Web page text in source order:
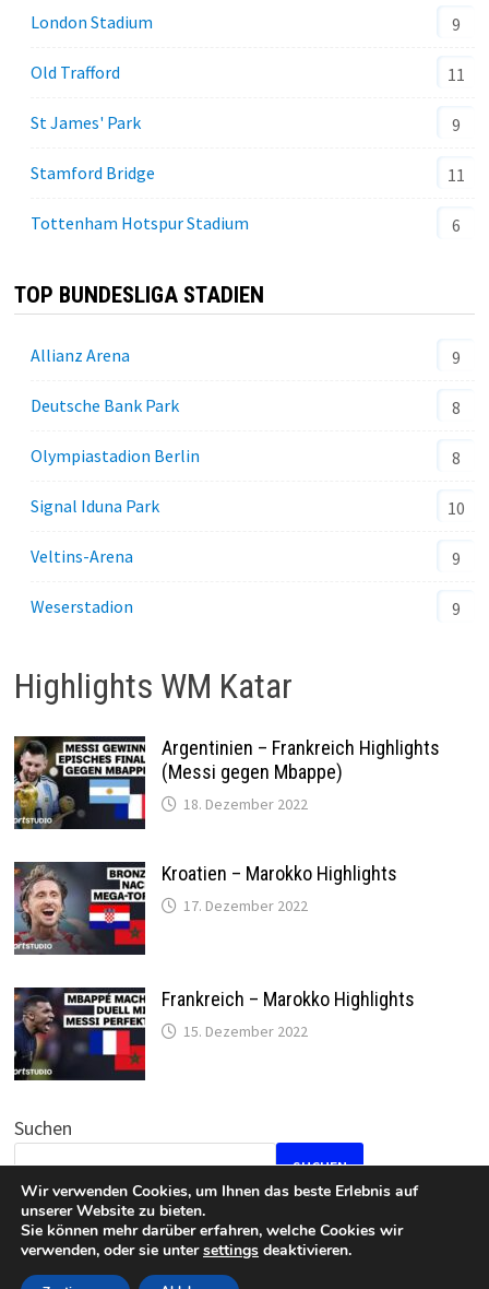
London Stadium 9
Old Trafford 11
St James' Park 9
Stamford Bridge 11
Tottenham Hotspur Stadium 6
TOP BUNDESLIGA STADIEN
Allianz Arena 9
Deutsche Bank Park 8
Olympiastadion Berlin 8
Signal Iduna Park 10
Veltins-Arena 9
Weserstadion 9
Highlights WM Katar
Argentinien – Frankreich Highlights
(Messi gegen Mbappe)
18. Dezember 2022
Kroatien – Marokko Highlights
17. Dezember 2022
Frankreich – Marokko Highlights
15. Dezember 2022
Suchen
SUCHEN
Wir verwenden Cookies, um Ihnen das beste Erlebnis auf
unserer Website zu bieten.
Sie können mehr darüber erfahren, welche Cookies wir
verwenden, oder sie untersettings deaktivieren.